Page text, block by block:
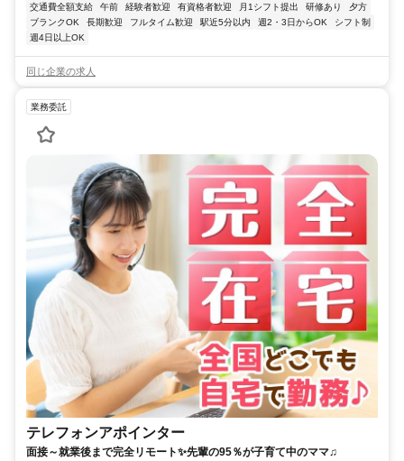
交通費全額支給
午前 経験者歓迎 有資格者歓迎 月1シフト提出 研修あり
夕方
ブランクOK
長期歓迎 フルタイム歓迎 駅近5分以内 週2・3日からOK
シフト制
週4日以上OK
同じ企業の求人
業務委託
テレフォンアポインター
面接～就業後まで完全リモート✨先輩の95％が子育て中のママ♫